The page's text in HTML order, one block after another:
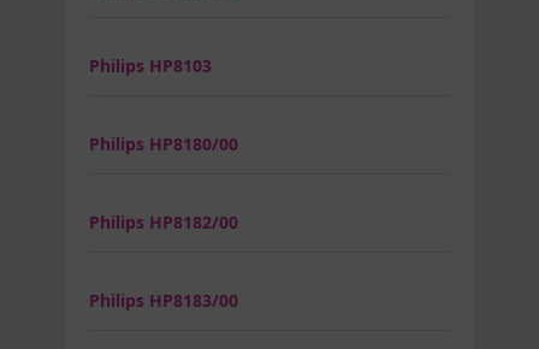
Philips HP8103
Philips HP8180/00
Philips HP8182/00
Philips HP8183/00